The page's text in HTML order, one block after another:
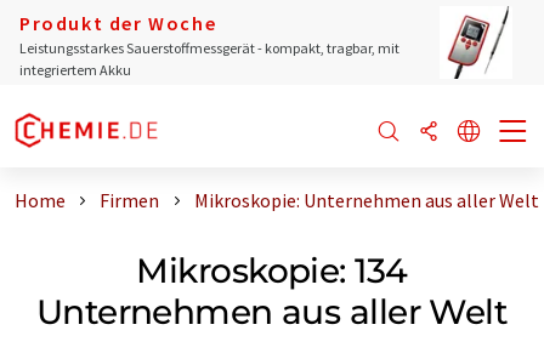
Produkt der Woche
Leistungsstarkes Sauerstoffmessgerät - kompakt, tragbar, mit
integriertem Akku
Home Firmen Mikroskopie: Unternehmen aus aller Welt
Mikroskopie: 134
Unternehmen aus aller Welt